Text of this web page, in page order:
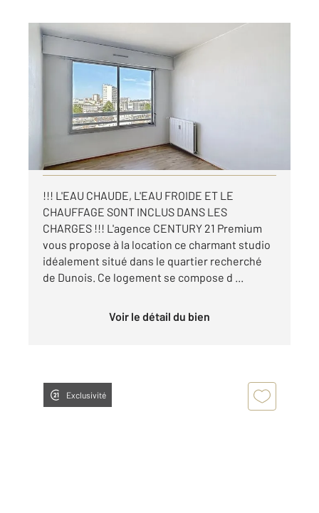
ORLEANS 45
19 m , 1 pièce
Ref : 9521
Appartement Studio à louer
390 €
par mois charges comprises
Visiter le site dédié
!!! L'EAU CHAUDE, L'EAU FROIDE ET LE
CHAUFFAGE SONT INCLUS DANS LES
CHARGES !!! L'agence CENTURY 21 Premium
vous propose à la location ce charmant studio
idéalement situé dans le quartier recherché
de Dunois. Ce logement se compose d ...
Voir le détail du bien
Exclusivité